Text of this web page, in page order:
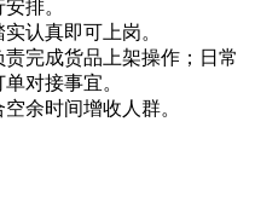
排。
认真即可上岗。
完成货品上架操作；日常
对接事宜。
余时间增收人群。